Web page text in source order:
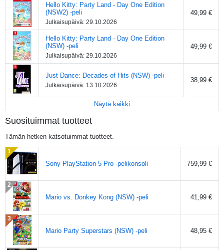
Hello Kitty: Party Land - Day One Edition
(NSW2) -peli
Julkaisupäivä: 29.10.2026
49,99 €
Hello Kitty: Party Land - Day One Edition
(NSW) -peli
Julkaisupäivä: 29.10.2026
49,99 €
Just Dance: Decades of Hits (NSW) -peli
Julkaisupäivä: 13.10.2026
38,99 €
Näytä kaikki
Suosituimmat tuotteet
Tämän hetken katsotuimmat tuotteet.
Sony PlayStation 5 Pro -pelikonsoli 759,99 €
Mario vs. Donkey Kong (NSW) -peli 41,99 €
Mario Party Superstars (NSW) -peli 48,95 €